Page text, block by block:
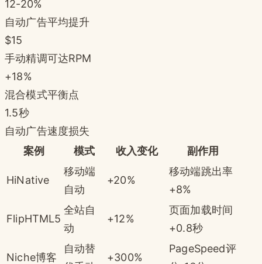
12-20%
自动广告平均提升
$15
手动精调可达RPM
+18%
混合模式平衡点
1.5秒
自动广告速度损失
案例
模式 收入变化 副作用
HiNative
移动端
自动
+20%
移动端跳出率
+8%
FlipHTML5
全站自
动
+12%
页面加载时间
+0.8秒
Niche博客
自动替
+300%
PageSpeed评